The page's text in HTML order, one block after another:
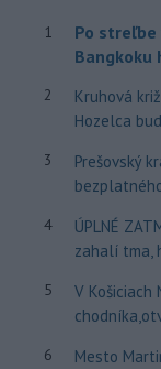
1
Po streľbe
Bangkoku
2
Kruhová
Hozelca
3
Prešovský
4
ÚPLNÉ
zahalí tma,
5
V Košiciach
6
Mesto